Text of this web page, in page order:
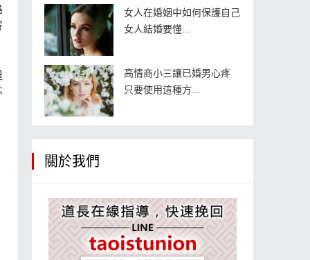
女人在婚姻中如何保護自己
女人結婚要懂...
高情商小三讓已婚男心疼
只要使用這種方...
關於我們